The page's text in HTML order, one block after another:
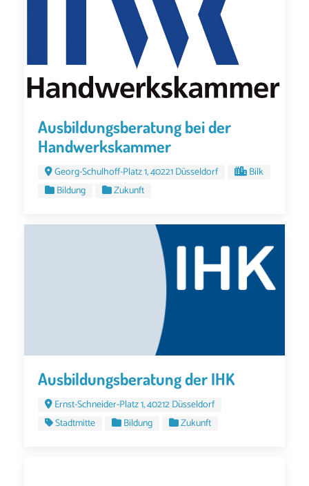
Ausbildungsberatung bei der
Handwerkskammer
Georg-Schulhoff-Platz 1, 40221 Düsseldorf
Bilk
Bildung
Zukunft
Ausbildungsberatung der IHK
Ernst-Schneider-Platz 1, 40212 Düsseldorf
Stadtmitte
Bildung Zukunft